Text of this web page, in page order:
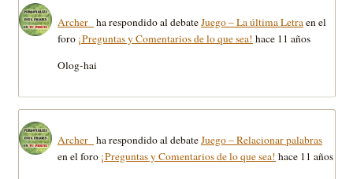
Archer_ ha respondido al debateJuego – La última Letraen el
foro ¡Preguntas y Comentarios de lo que sea! hace 11 años
Olog-hai
Archer_ ha respondido al debateJuego – Relacionar palabras
en el foro ¡Preguntas y Comentarios de lo que sea! hace 11 años